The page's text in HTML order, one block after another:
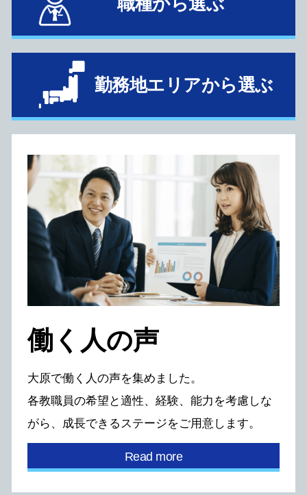
勤務地エリアから選ぶ
働く⼈の声
⼤原で働く⼈の声を集めました。
各教職員の希望と適性、経験、能⼒を考慮しな
がら、
成⻑できるステージをご⽤意します。
Read more